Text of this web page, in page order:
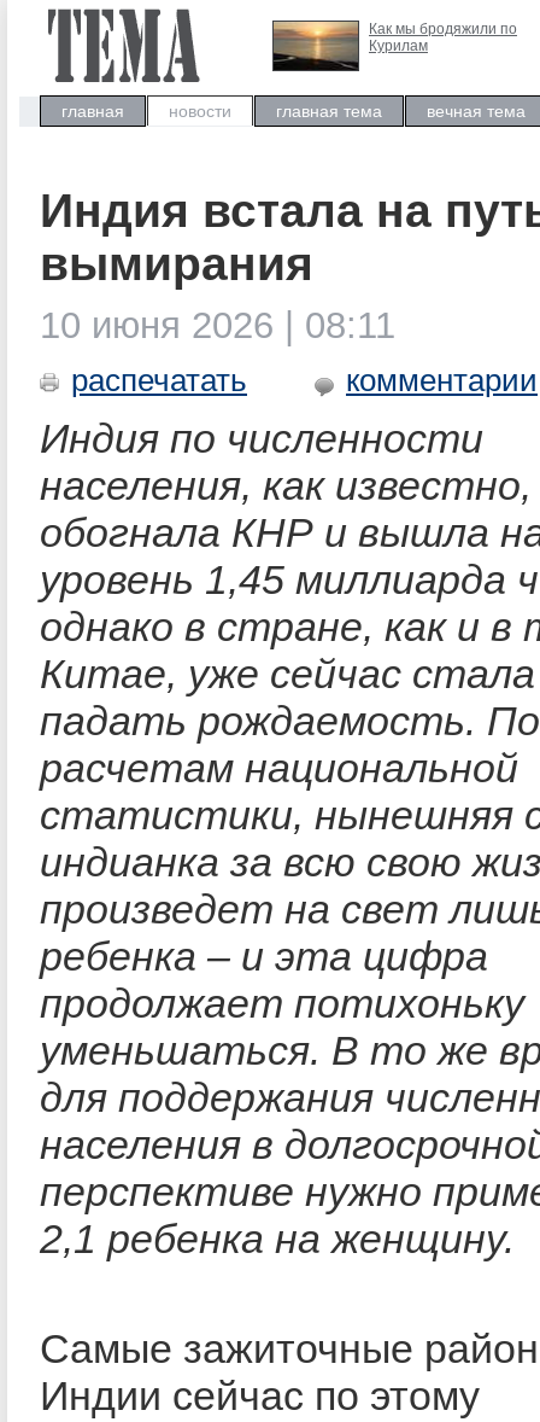
Как мы бродяжили по
Курилам
главная новости главная тема вечная тема
Индия встала на
вымирания
10 июня 2026 | 08:11
распечатать комментарии
Индия по численности
населения, как известно,
обогнала КНР и вышла
уровень 1,45 миллиарда
однако в стране, как и
Китае, уже сейчас стала
падать рождаемость. По
расчетам национальной
статистики, нынешняя
индианка за всю свою
произведет на свет
ребенка – и эта цифра
продолжает потихоньку
уменьшаться. В то же
для поддержания
населения в
перспективе нужно
2,1 ребенка на женщину.
Самые зажиточные
Индии сейчас по этому